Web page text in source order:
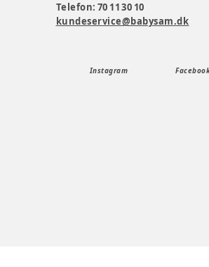
Telefon: 70 11 30 10
kundeservice@babysam.dk
Instagram